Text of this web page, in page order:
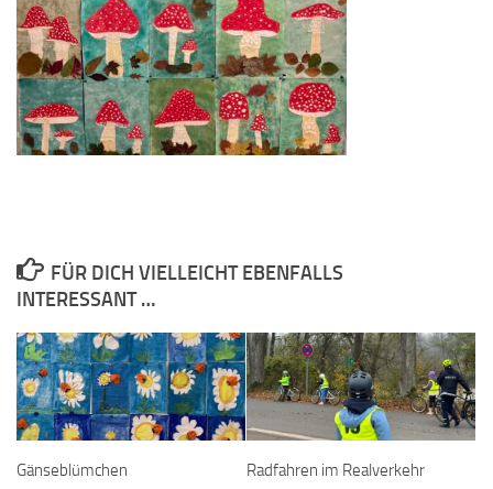
FÜR DICH VIELLEICHT EBENFALLS
INTERESSANT …
Gänseblümchen Radfahren im Realverkehr